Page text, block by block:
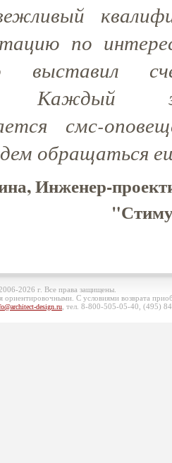
по
выставил
Каждый
смс-
обращаться
Инженер-
2006-2026 г. Все права защищены.
ориентировочными. С условиями возврата
design.ru , тел. 8-800-505-05-40, (495)